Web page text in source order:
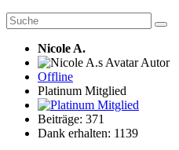
Nicole A.
Autor
Offline
Platinum Mitglied
Beiträge: 371
Dank erhalten: 1139